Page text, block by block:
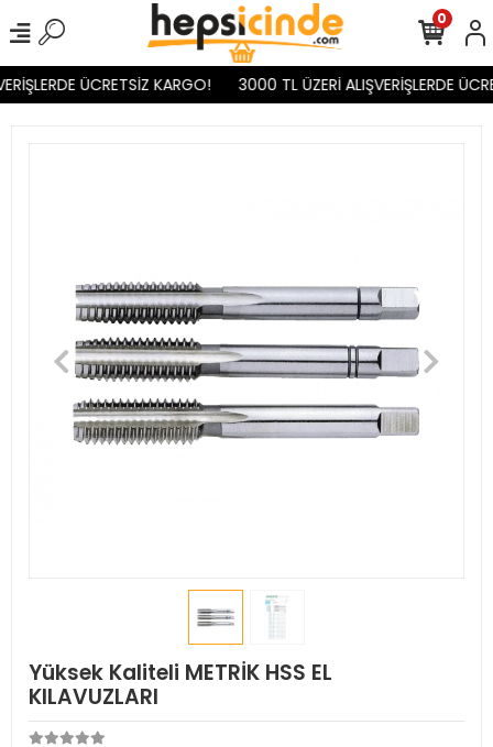
ÜCRETSİZ KARGO! 3000 TL ÜZERİ ALIŞVERİŞLERDE
0
Yüksek Kaliteli METRİK HSS EL
KILAVUZLARI